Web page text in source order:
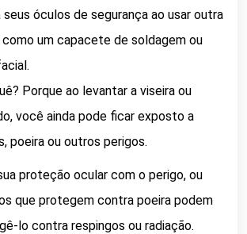
seus óculos de segurança ao usar outra
um capacete de soldagem ou
Porque ao levantar a viseira ou
você ainda pode ficar exposto a
poeira ou outros perigos.
proteção ocular com o perigo, ou
que protegem contra poeira podem
lo contra respingos ou radiação.